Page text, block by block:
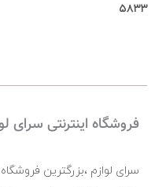
۵۸۳۳
فروشگاه اینترنتی سرای
سرای لوازم ،بزرگترین